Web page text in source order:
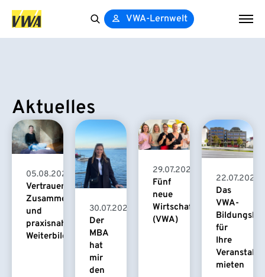
VWA-Lernwelt
Aktuelles
05.08.2026
Vertrauensvolle
Zusammenarbeit
und
praxisnahe
Weiterbildung
30.07.2026
Der
MBA
hat
mir
den
29.07.2026
Fünf
neue
Wirtschaftspsychologinnen
(VWA)
22.07.2026
Das
VWA-
für
Ihre
mieten